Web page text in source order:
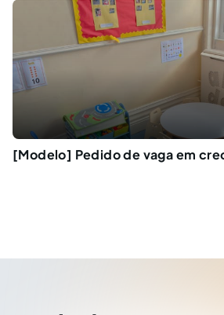
[Modelo] Pedido de vaga em